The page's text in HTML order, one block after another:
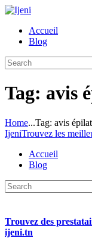
Accueil
Blog
Tag: avis
Home...Tag: avis
IjeniTrouvez les
Accueil
Blog
Trouvez des
ijeni.tn